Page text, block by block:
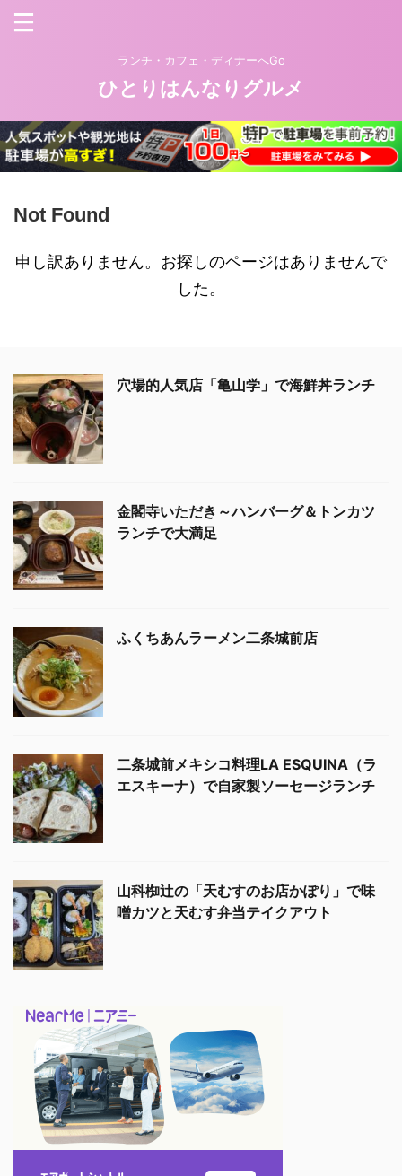
ランチ・カフェ・ディナーへGo
ひとりはんなりグルメ
Not Found
申し訳ありません。お探しのページはありませんで
した。
穴場的人気店「亀山学」で海鮮丼ランチ
金閣寺いただき～ハンバーグ＆トンカツ
ランチで大満足
ふくちあんラーメン二条城前店
二条城前メキシコ料理LA ESQUINA（ラ
エスキーナ）で自家製ソーセージランチ
山科椥辻の「天むすのお店かぽり」で味
噌カツと天むす弁当テイクアウト